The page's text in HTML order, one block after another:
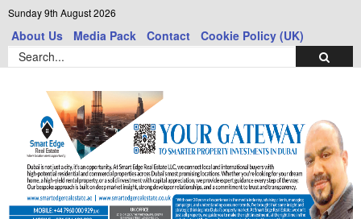
Sunday 9th August 2026
About Us Media Pack Contact Cookie Policy (UK)